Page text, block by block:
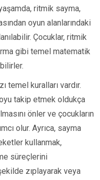
ritmik sayma,
oyun alanlarındaki
Çocuklar, ritmik
gibi temel matematik
temel kuralları vardır.
takip etmek oldukça
önler ve çocukların
olur. Ayrıca, sayma
kullanmak,
süreçlerini
zıplayarak veya